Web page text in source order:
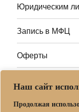
Наш сайт
Продолжая
Юридическим
Запись в МФЦ
Оферты
Адреса МФЦ МО